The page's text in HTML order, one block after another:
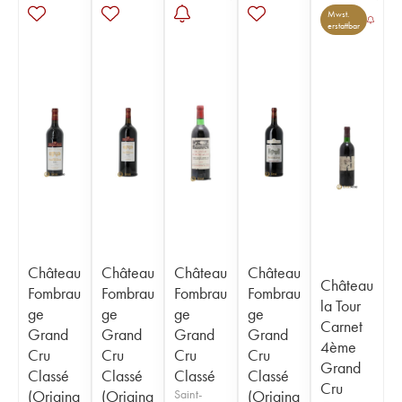
Château
Fombrau
ge
Grand
Cru
Classé
(Origina
Château
Fombrau
ge
Grand
Cru
Classé
(Origina
Château
Fombrau
ge
Grand
Cru
Classé
Saint-
Château
Fombrau
ge
Grand
Cru
Classé
(Origina
Mwst.
erstattbar
Château
la Tour
Carnet
4ème
Grand
Cru